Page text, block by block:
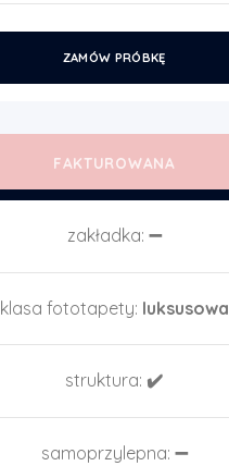
ZAMÓW PRÓBKĘ
FAKTUROWANA
zakładka: ➖
klasa fototapety: luksusowa
struktura: ✔️
samoprzylepna: ➖